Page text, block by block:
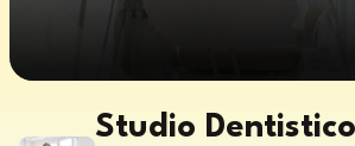
Studio